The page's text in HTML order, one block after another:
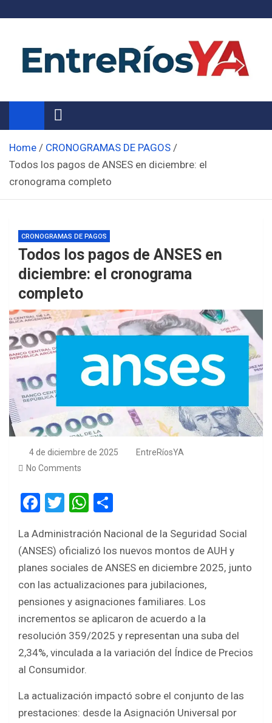
Noticias de Entre Ríos
Información de toda la provincia ahora
Home
CRONOGRAMAS DE PAGOS
Todos los pagos de ANSES en diciembre: el
cronograma completo
CRONOGRAMAS DE PAGOS
Todos los pagos de ANSES en
diciembre: el cronograma
completo
4 de diciembre de 2025
EntreRíosYA
No Comments
F
ce
b
o
o
k
T
tt
er
W
at
s
A
p
p
ar
e
La Administración Nacional de la Seguridad Social
(ANSES) oficializó los nuevos montos de AUH y
planes sociales de ANSES en diciembre 2025, junto
con las actualizaciones para jubilaciones,
pensiones y asignaciones familiares. Los
incrementos se aplicaron de acuerdo a la
resolución 359/2025 y representan una suba del
2,34%, vinculada a la variación del Índice de Precios
al Consumidor.
La actualización impactó sobre el conjunto de las
prestaciones: desde la Asignación Universal por